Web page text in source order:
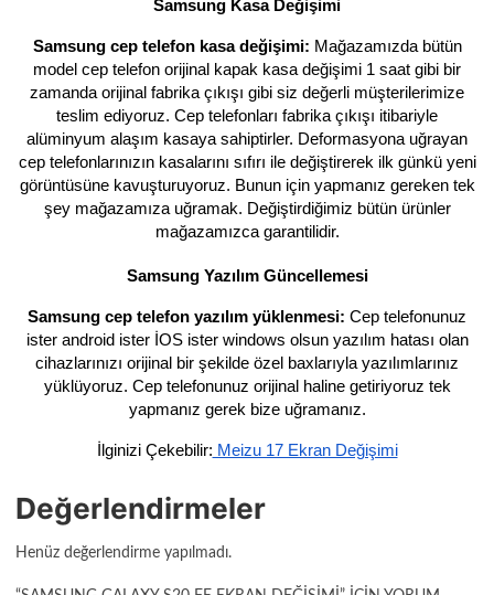
Samsung Kasa Değişimi
Samsung cep telefon kasa değişimi: Mağazamızda bütün
model cep telefon orijinal kapak kasa değişimi 1 saat gibi bir
zamanda orijinal fabrika çıkışı gibi siz değerli müşterilerimize
teslim ediyoruz. Cep telefonları fabrika çıkışı itibariyle
alüminyum alaşım kasaya sahiptirler. Deformasyona uğrayan
cep telefonlarınızın kasalarını sıfırı ile değiştirerek ilk günkü yeni
görüntüsüne kavuşturuyoruz. Bunun için yapmanız gereken tek
şey mağazamıza uğramak. Değiştirdiğimiz bütün ürünler
mağazamızca garantilidir.
Samsung Yazılım Güncellemesi
Samsung cep telefon yazılım yüklenmesi: Cep telefonunuz
ister android ister İOS ister windows olsun yazılım hatası olan
cihazlarınızı orijinal bir şekilde özel baxlarıyla yazılımlarınız
yüklüyoruz. Cep telefonunuz orijinal haline getiriyoruz tek
yapmanız gerek bize uğramanız.
İlginizi Çekebilir: Meizu 17 Ekran Değişimi
Değerlendirmeler
Henüz değerlendirme yapılmadı.